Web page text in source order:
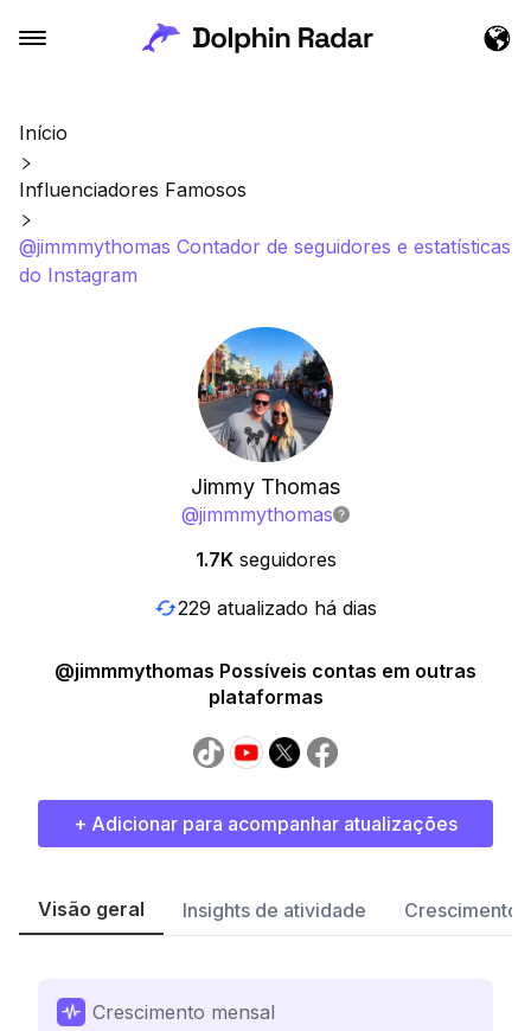
Início
Influenciadores Famosos
@jimmmythomas Contador de seguidores e estatísticas
do Instagram
Jimmy Thomas
@jimmmythomas
1.7K seguidores
229 atualizado há dias
@jimmmythomas Possíveis contas em outras
plataformas
+ Adicionar para acompanhar atualizações
Visão geral Insights de atividade Crescimento
Crescimento mensal